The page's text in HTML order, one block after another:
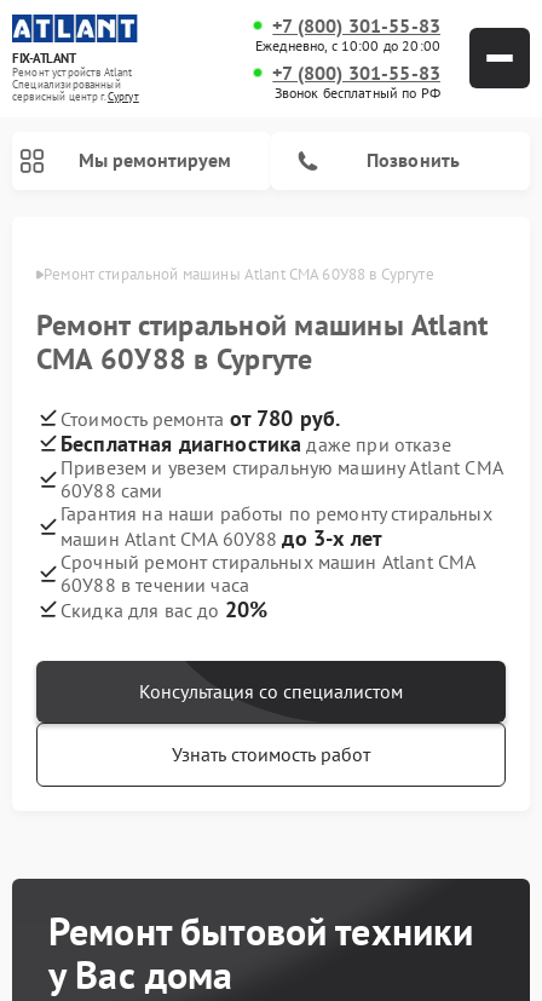
FIX-ATLANT
Ремонт устройств Atlant
Специализированный
cервисный центр г.Сургут
+7 (800) 301-55-83
Ежедневно, с 10:00 до 20:00
+7 (800) 301-55-83
Звонок бесплатный по РФ
Мы ремонтируем Позвонить
Ремонт стиральной машины Atlant СМА 60У88 в Сургуте
Ремонт стиральной машины Atlant
СМА 60У88 в Сургуте
Стоимость ремонта от 780 руб.
Бесплатная диагностика даже при отказе
Привезем и увезем стиральную машину Atlant СМА
60У88 сами
Гарантия на наши работы по ремонту стиральных
машин Atlant СМА 60У88до 3-х лет
Срочный ремонт стиральных машин Atlant СМА
60У88 в течении часа
Скидка для вас до 20%
Консультация со специалистом
Узнать стоимость работ
Ремонт бытовой техники
у Вас дома